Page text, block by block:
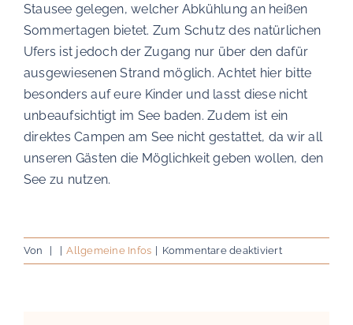
Stausee gelegen, welcher Abkühlung an heißen
Sommertagen bietet. Zum Schutz des natürlichen
Ufers ist jedoch der Zugang nur über den dafür
ausgewiesenen Strand möglich. Achtet hier bitte
besonders auf eure Kinder und lasst diese nicht
unbeaufsichtigt im See baden. Zudem ist ein
direktes Campen am See nicht gestattet, da wir all
unseren Gästen die Möglichkeit geben wollen, den
See zu nutzen.
Von | | Allgemeine Infos | Kommentare deaktiviertfür
Badesee